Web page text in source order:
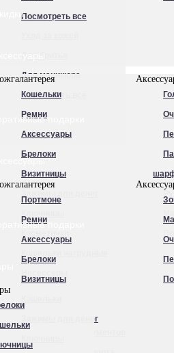
Ручки
Для маникюра
Посмотреть все
Посмотреть все
Кошельки
Ремни
Аксессуары
Брелоки
Визитницы
подарки
Портмоне
Ремни
Аксессуары
Брелоки
Визитницы
Зажимы для денег
подарки